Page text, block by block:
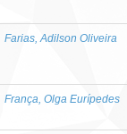
Farias, Adilson Oliveira
França, Olga Eurípedes